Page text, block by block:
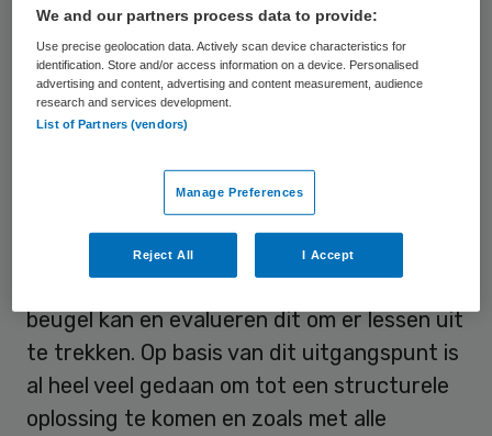
Ontoelaatbaar
NVZ stelt zich op het standpunt dat
agressie en geweld tegen
ontoelaatbaar is. Management en
medewerkers bepalen samen welk gedrag
toelaatbaar is en hoe zij daarop reageren.
Ze registreren gedrag dat niet door de
beugel kan en evalueren dit om er lessen uit
te trekken. Op basis van dit uitgangspunt is
al heel veel gedaan om tot een structurele
oplossing te komen en zoals met alle
We and our partners process data to provide:
Use precise geolocation data. Actively scan device characteristics for
identification. Store and/or access information on a device. Personalised
advertising and content, advertising and content measurement, audience
research and services development.
List of Partners (vendors)
Manage Preferences
Reject All I Accept